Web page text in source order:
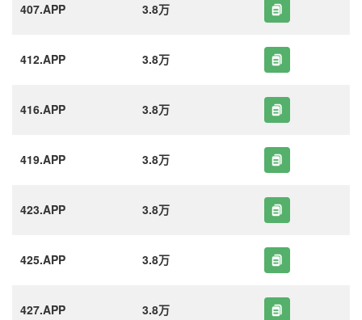
407.APP 3.8万
412.APP 3.8万
416.APP 3.8万
419.APP 3.8万
423.APP 3.8万
425.APP 3.8万
427.APP 3.8万